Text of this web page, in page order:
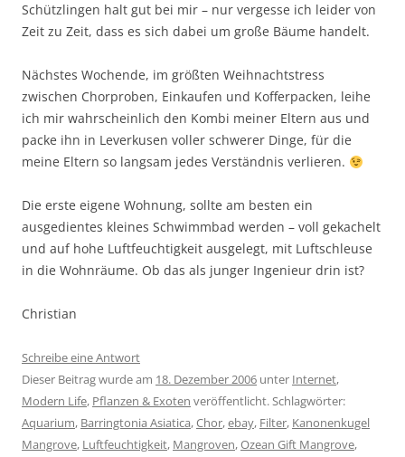
Schützlingen halt gut bei mir – nur vergesse ich leider von
Zeit zu Zeit, dass es sich dabei um große Bäume handelt.
Nächstes Wochende, im größten Weihnachtstress
zwischen Chorproben, Einkaufen und Kofferpacken, leihe
ich mir wahrscheinlich den Kombi meiner Eltern aus und
packe ihn in Leverkusen voller schwerer Dinge, für die
meine Eltern so langsam jedes Verständnis verlieren.
Die erste eigene Wohnung, sollte am besten ein
ausgedientes kleines Schwimmbad werden – voll gekachelt
und auf hohe Luftfeuchtigkeit ausgelegt, mit Luftschleuse
in die Wohnräume. Ob das als junger Ingenieur drin ist?
Christian
Schreibe eine Antwort
Dieser Beitrag wurde am 18. Dezember 2006 unter Internet,
Modern Life, Pflanzen & Exoten veröffentlicht. Schlagwörter:
Aquarium, Barringtonia Asiatica,Chor,ebay, Filter, Kanonenkugel
Mangrove, Luftfeuchtigkeit, Mangroven,Ozean Gift Mangrove,